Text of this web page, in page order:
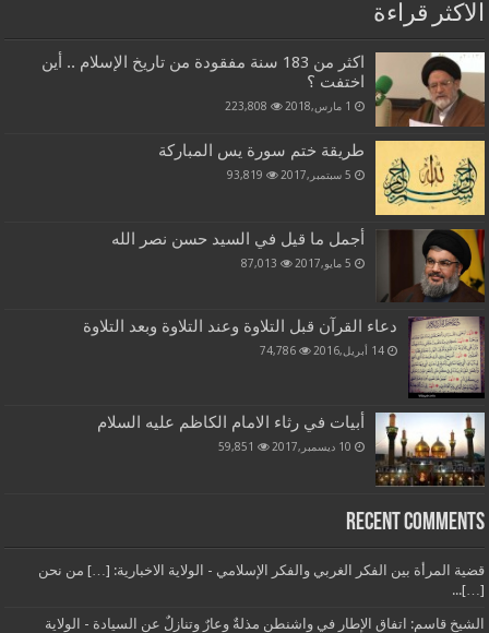
الاكثر قراءة
اكثر من 183 سنة مفقودة من تاريخ الإسلام .. أين
اختفت ؟
1 مارس,2018 223,808
طريقة ختم سورة يس المباركة
5 سبتمبر,2017 93,819
أجمل ما قيل في السيد حسن نصر الله
5 مايو,2017 87,013
دعاء القرآن قبل التلاوة وعند التلاوة وبعد التلاوة
14 أبريل,2016 74,786
أبيات في رثاء الامام الكاظم عليه السلام
10 ديسمبر,2017 59,851
Recent Comments
قضية المرأة بين الفكر الغربي والفكر الإسلامي - الولاية الاخبارية: […] من نحن
[…]...
الشيخ قاسم: اتفاق الإطار في واشنطن مذلةٌ وعارٌ وتنازلٌ عن السيادة - الولاية